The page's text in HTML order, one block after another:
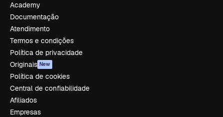
Academy
Documentação
Atendimento
Termos e condições
Política de privacidade
Originais New
Política de cookies
Central de confiabilidade
Afiliados
Empresas